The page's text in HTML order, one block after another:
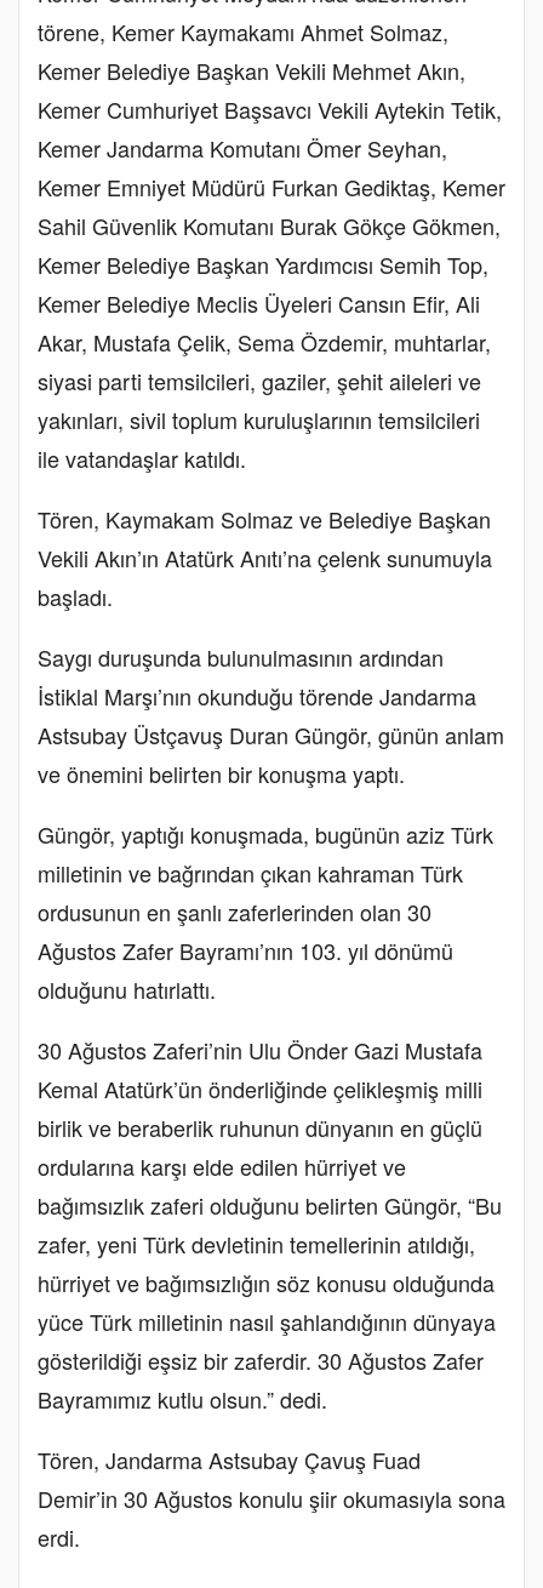
törene, Kemer Kaymakamı Ahmet Solmaz,
Kemer Belediye Başkan Vekili Mehmet Akın,
Kemer Cumhuriyet Başsavcı Vekili Aytekin Tetik,
Kemer Jandarma Komutanı Ömer Seyhan,
Kemer Emniyet Müdürü Furkan Gediktaş, Kemer
Sahil Güvenlik Komutanı Burak Gökçe Gökmen,
Kemer Belediye Başkan Yardımcısı Semih Top,
Kemer Belediye Meclis Üyeleri Cansın Efir, Ali
Akar, Mustafa Çelik, Sema Özdemir, muhtarlar,
siyasi parti temsilcileri, gaziler, şehit aileleri ve
yakınları, sivil toplum kuruluşlarının temsilcileri
ile vatandaşlar katıldı.
Tören, Kaymakam Solmaz ve Belediye Başkan
Vekili Akın’ın Atatürk Anıtı’na çelenk sunumuyla
başladı.
Saygı duruşunda bulunulmasının ardından
İstiklal Marşı’nın okunduğu törende Jandarma
Astsubay Üstçavuş Duran Güngör, günün anlam
ve önemini belirten bir konuşma yaptı.
Güngör, yaptığı konuşmada, bugünün aziz Türk
milletinin ve bağrından çıkan kahraman Türk
ordusunun en şanlı zaferlerinden olan 30
Ağustos Zafer Bayramı’nın 103. yıl dönümü
olduğunu hatırlattı.
30 Ağustos Zaferi’nin Ulu Önder Gazi Mustafa
Kemal Atatürk’ün önderliğinde çelikleşmiş milli
birlik ve beraberlik ruhunun dünyanın en güçlü
ordularına karşı elde edilen hürriyet ve
bağımsızlık zaferi olduğunu belirten Güngör, “Bu
zafer, yeni Türk devletinin temellerinin atıldığı,
hürriyet ve bağımsızlığın söz konusu olduğunda
yüce Türk milletinin nasıl şahlandığının dünyaya
gösterildiği eşsiz bir zaferdir. 30 Ağustos Zafer
Bayramımız kutlu olsun.” dedi.
Tören, Jandarma Astsubay Çavuş Fuad
Demir’in 30 Ağustos konulu şiir okumasıyla sona
erdi.